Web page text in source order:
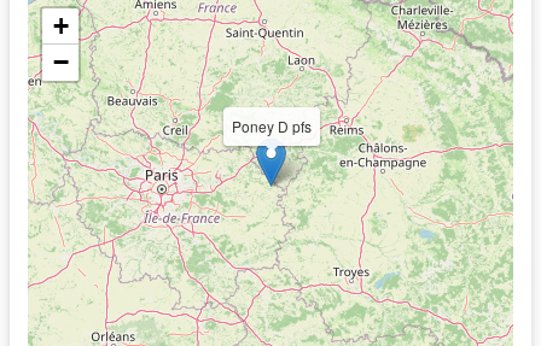
Poney D pfs
+
−